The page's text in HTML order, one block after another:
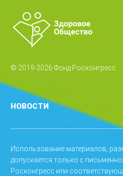
© 2019-2026 Фонд Росконгресс
НОВОСТИ
Использование материалов,
допускается только с
Росконгресс или